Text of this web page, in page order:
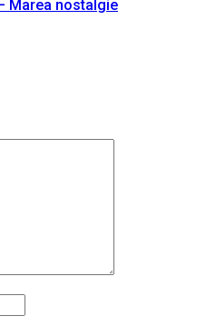
Marea nostalgie